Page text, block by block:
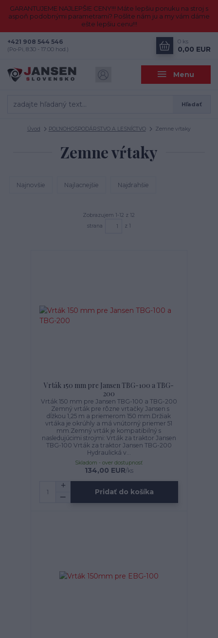
GARANTUJEME NAJLEPŠIE CENY!!! Máte lepšiu ponuku na stroj s
aspoň podobnými parametrami? Pošlite nám ju a my vám dáme
ešte lepšiu cenu!!!
Menu
Hľadať
+421 908 544 546
(Po-Pi, 8:30 - 17:00 hod.)
0 ks
0,00 EUR
Úvod POĽNOHOSPODÁRSTVO A LESNÍCTVO Zemne vŕtaky
Zemne vŕtaky
Najnovšie Najlacnejšie Najdrahšie
Zobrazujem 1-12 z 12
strana
z 1
Vrták 150 mm pre Jansen TBG-100 a TBG-
200
Vrták 150 mm pre Jansen TBG-100 a TBG-200
Zemný vrták pre rôzne vrtačky Jansen s
dĺžkou 1,25 m a priemerom 150 mm.Držiak
vrtáka je okrúhly a má vnútorný priemer 51
mm.Zemný vrták je kompatibilný s
nasledujúcimi strojmi: Vrták za traktor Jansen
TBG-100 Vrták za traktor Jansen TBG-200
Hydraulická v...
134,00 EUR/ks
Skladom - over dostupnosť
Pridať do košíka